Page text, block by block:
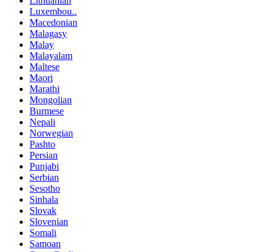
Luxembou..
Macedonian
Malagasy
Malay
Malayalam
Maltese
Maori
Marathi
Mongolian
Burmese
Nepali
Norwegian
Pashto
Persian
Punjabi
Serbian
Sesotho
Sinhala
Slovak
Slovenian
Somali
Samoan